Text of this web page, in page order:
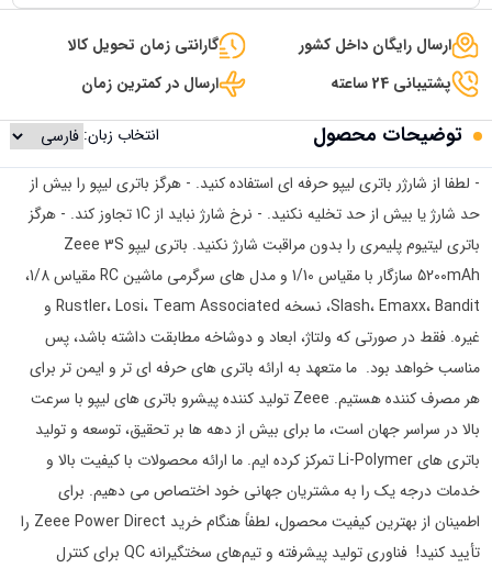
ارسال رایگان داخل کشور
گارانتی زمان تحویل کالا
پشتیبانی 24 ساعته
ارسال در کمترین زمان
توضیحات محصول
انتخاب زبان:
- لطفا از شارژر باتری لیپو حرفه ای استفاده کنید. - هرگز باتری لیپو را بیش از
حد شارژ یا بیش از حد تخلیه نکنید. - نرخ شارژ نباید از 1C تجاوز کند. - هرگز
باتری لیتیوم پلیمری را بدون مراقبت شارژ نکنید. باتری لیپو Zeee 3S
5200mAh سازگار با مقیاس 1/10 و مدل های سرگرمی ماشین RC مقیاس 1/8،
Slash، Emaxx، Bandit، نسخه Rustler، Losi، Team Associated و
غیره. فقط در صورتی که ولتاژ، ابعاد و دوشاخه مطابقت داشته باشد، پس
مناسب خواهد بود. ما متعهد به ارائه باتری های حرفه ای تر و ایمن تر برای
هر مصرف کننده هستیم. Zeee تولید کننده پیشرو باتری های لیپو با سرعت
بالا در سراسر جهان است، ما برای بیش از دهه ها بر تحقیق، توسعه و تولید
باتری های Li-Polymer تمرکز کرده ایم. ما ارائه محصولات با کیفیت بالا و
خدمات درجه یک را به مشتریان جهانی خود اختصاص می دهیم. برای
اطمینان از بهترین کیفیت محصول، لطفاً هنگام خرید Zeee Power Direct را
تأیید کنید! فناوری تولید پیشرفته و تیم‌های سختگیرانه QC برای کنترل